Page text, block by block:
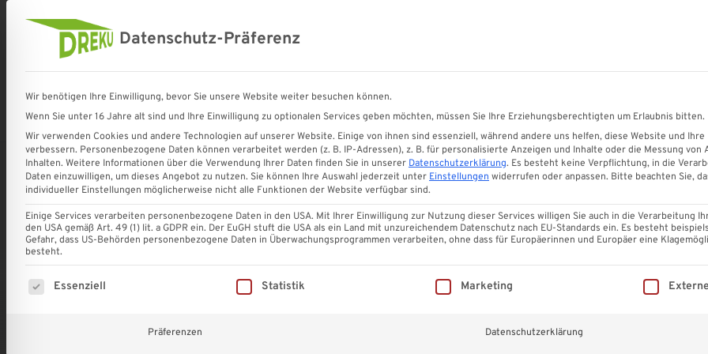
GmbH
Terrassenüberdachungen
und
Sonnenschutzsysteme
VSG-
Glas
Gasschiebewände
Stegplatten
Sonnenschutz
Carports
Terrassenüberdachungen und Sonnenschutzsysteme
Fassadenprofile
Shop Terrassenüberdachungen Sonnenschutz für Ihre Terrasse Glasschiebewände Eindeckung
Startseite » Shop» Aluminium Abrutschwinkel m. Schraube
Aluminium
4,9
1,80€
Datenschutz-Präferenz
Wir benötigen Ihre Einwilligung, bevor Sie unsere Website weiter besuchen können.
Wenn Sie unter 16 Jahre alt sind und Ihre Einwilligung zu optionalen Services geben möchten, müssen Sie Ihre Erziehungsberechtigten um Erlaubnis bitten.
Wir verwenden Cookies und andere Technologien auf unserer Website. Einige von ihnen sind essenziell, während andere uns helfen, diese Website und Ihre
verbessern. Personenbezogene Daten können verarbeitet werden (z. B. IP-Adressen), z. B. für personalisierte Anzeigen und Inhalte oder die Messung von
Inhalten. Weitere Informationen über die Verwendung Ihrer Daten finden Sie in unserer Datenschutzerklärung. Es besteht keine Verpflichtung, in die
Daten einzuwilligen, um dieses Angebot zu nutzen. Sie können Ihre Auswahl jederzeit unter Einstellungen widerrufen oder anpassen. Bitte beachten Sie,
individueller Einstellungen möglicherweise nicht alle Funktionen der Website verfügbar sind.
Einige Services verarbeiten personenbezogene Daten in den USA. Mit Ihrer Einwilligung zur Nutzung dieser Services willigen Sie auch in die Verarbeitung
den USA gemäß Art. 49 (1) lit. a GDPR ein. Der EuGH stuft die USA als ein Land mit unzureichendem Datenschutz nach EU-Standards ein. Es besteht
Gefahr, dass US-Behörden personenbezogene Daten in Überwachungsprogrammen verarbeiten, ohne dass für Europäerinnen und Europäer eine
besteht.
Es folgt eine Liste der Service-Gruppen, für die eine Einwilligung erteilt werden kann. Die erste Service-Gruppe ist
Essenziell Statistik Marketing
Präferenzen Datenschutzerklärung